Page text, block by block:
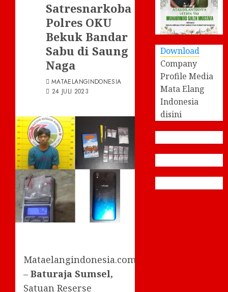
Satresnarkoba
Polres OKU
Bekuk Bandar
Sabu di Saung
Naga
MATAELANGINDONESIA
24 JULI 2023
Mataelangindonesia.com
– Baturaja Sumsel,
Satuan Reserse
Download
Company
Profile Media
Mata Elang
Indonesia
disini